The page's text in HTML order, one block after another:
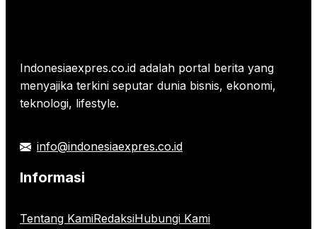
Indonesiaexpres.co.id adalah portal berita yang
menyajika terkini seputar dunia bisnis, ekonomi,
teknologi, lifestyle.
info@indonesiaexpres.co.id
Informasi
Tentang KamiRedaksiHubungi Kami